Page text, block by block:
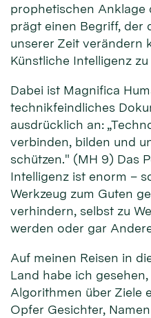
prophetischen Anklage
prägt einen Begriff, der
unserer Zeit verändern
Künstliche Intelligenz
Dabei ist Magnifica
technikfeindliches
ausdrücklich an:
verbinden, bilden und
schützen." (MH 9) Das
Intelligenz ist enorm –
Werkzeug zum Guten
verhindern, selbst zu
werden oder gar
Auf meinen Reisen in
Land habe ich
Algorithmen über Ziele
Opfer Gesichter,